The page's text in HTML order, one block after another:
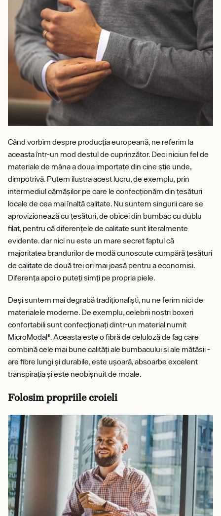
Când vorbim despre producția europeană, ne referim la
aceasta într-un mod destul de cuprinzător. Deci niciun fel de
materiale de mâna a doua importate din cine știe unde,
dimpotrivă. Putem ilustra acest lucru, de exemplu, prin
intermediul cămășilor pe care le confecționăm din țesături
locale de cea mai înaltă calitate. Nu suntem singurii care se
aprovizionează cu țesături, de obicei din bumbac cu dublu
filat, pentru că diferențele de calitate sunt literalmente
evidente. dar nici nu este un mare secret faptul că
majoritatea brandurilor de modă cunoscute cumpără țesături
de calitate de două trei ori mai joasă pentru a economisi.
Diferența apoi o puteți simți pe propria piele.
Deși suntem mai degrabă tradiționaliști, nu ne ferim nici de
materialele moderne. De exemplu, celebrii noștri boxeri
confortabili sunt confecționați dintr-un material numit
MicroModal®. Aceasta este o fibră de celuloză de fag care
combină cele mai bune calități ale bumbacului și ale mătăsii -
are fibre lungi și durabile, este ușoară, absoarbe excelent
transpirația și este neobișnuit de moale.
Folosim propriile croieli